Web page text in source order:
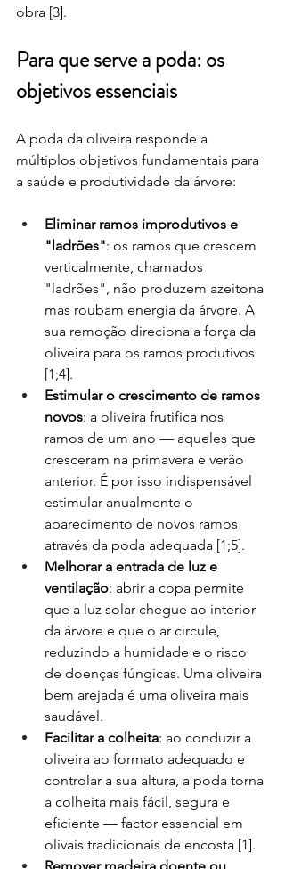
obra [3].
Para que serve a poda: os
objetivos essenciais
A poda da oliveira responde a
múltiplos objetivos fundamentais para
a saúde e produtividade da árvore:
Eliminar ramos improdutivos e
"ladrões": os ramos que crescem
verticalmente, chamados
"ladrões", não produzem azeitona
mas roubam energia da árvore. A
sua remoção direciona a força da
oliveira para os ramos produtivos
[1;4].
Estimular o crescimento de ramos
novos: a oliveira frutifica nos
ramos de um ano — aqueles que
cresceram na primavera e verão
anterior. É por isso indispensável
estimular anualmente o
aparecimento de novos ramos
através da poda adequada [1;5].
Melhorar a entrada de luz e
ventilação: abrir a copa permite
que a luz solar chegue ao interior
da árvore e que o ar circule,
reduzindo a humidade e o risco
de doenças fúngicas. Uma oliveira
bem arejada é uma oliveira mais
saudável.
Facilitar a colheita: ao conduzir a
oliveira ao formato adequado e
controlar a sua altura, a poda torna
a colheita mais fácil, segura e
eficiente — factor essencial em
olivais tradicionais de encosta [1].